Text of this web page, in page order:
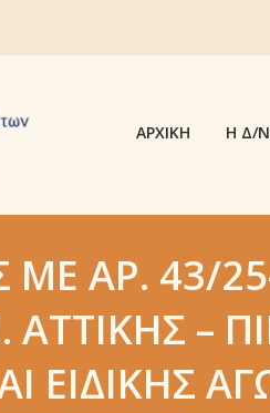
ΑΡΧΙΚΉ Η Δ/
ΑΡ. 43/
–
ΕΙΔΙΚΉΣ